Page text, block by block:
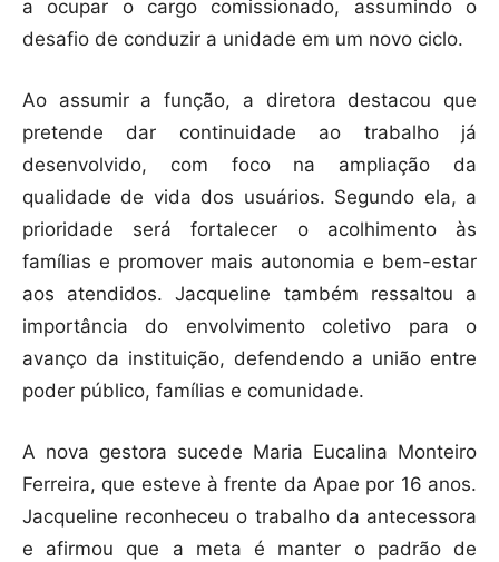
a ocupar o cargo comissionado, assumindo o
desafio de conduzir a unidade em um novo ciclo.
Ao assumir a função, a diretora destacou que
pretende dar continuidade ao trabalho já
desenvolvido, com foco na ampliação da
qualidade de vida dos usuários. Segundo ela, a
prioridade será fortalecer o acolhimento às
famílias e promover mais autonomia e bem-estar
aos atendidos. Jacqueline também ressaltou a
importância do envolvimento coletivo para o
avanço da instituição, defendendo a união entre
poder público, famílias e comunidade.
A nova gestora sucede Maria Eucalina Monteiro
Ferreira, que esteve à frente da Apae por 16 anos.
Jacqueline reconheceu o trabalho da antecessora
e afirmou que a meta é manter o padrão de